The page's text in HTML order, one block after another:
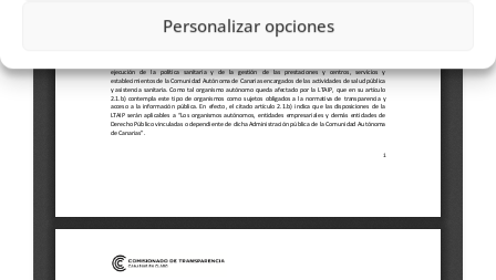
Personalizar opciones